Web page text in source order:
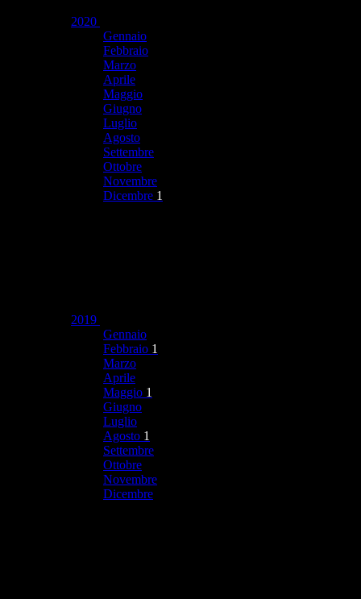
2020
Gennaio
Febbraio
Marzo
Aprile
Maggio
Giugno
Luglio
Agosto
Settembre
Ottobre
Novembre
Dicembre 1
2019
Gennaio
Febbraio 1
Marzo
Aprile
Maggio 1
Giugno
Luglio
Agosto 1
Settembre
Ottobre
Novembre
Dicembre